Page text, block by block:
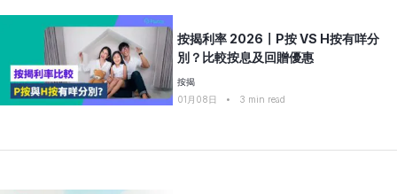
按揭利率 2026〡P按 VS H按有咩分
別？比較按息及回贈優惠
按揭
01月08日
• 3 min read